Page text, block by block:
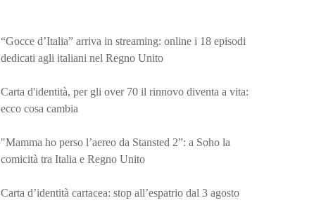
“Gocce d’Italia” arriva in streaming: online i 18 episodi
dedicati agli italiani nel Regno Unito
Carta d'identità, per gli over 70 il rinnovo diventa a vita:
ecco cosa cambia
"Mamma ho perso l’aereo da Stansted 2”: a Soho la
comicità tra Italia e Regno Unito
Carta d’identità cartacea: stop all’espatrio dal 3 agosto